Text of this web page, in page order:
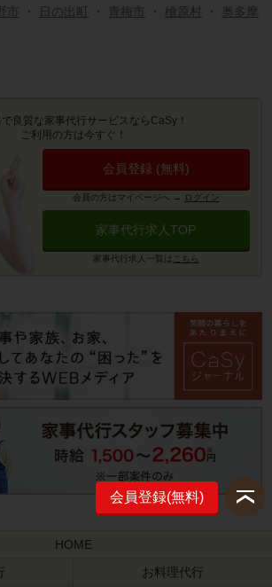
・ 日の出町 ・ 青梅市 ・ 檜原村 ・
奥多摩
良質な家事代行サービスならCaSy！
ご利用の方は今すぐ！
会員登録 (無料)
会員の方はマイページへ → ログイン
家事代行求人TOP
家事代行求人一覧は こちら
会員登録(無料)
HOME
お料理代行